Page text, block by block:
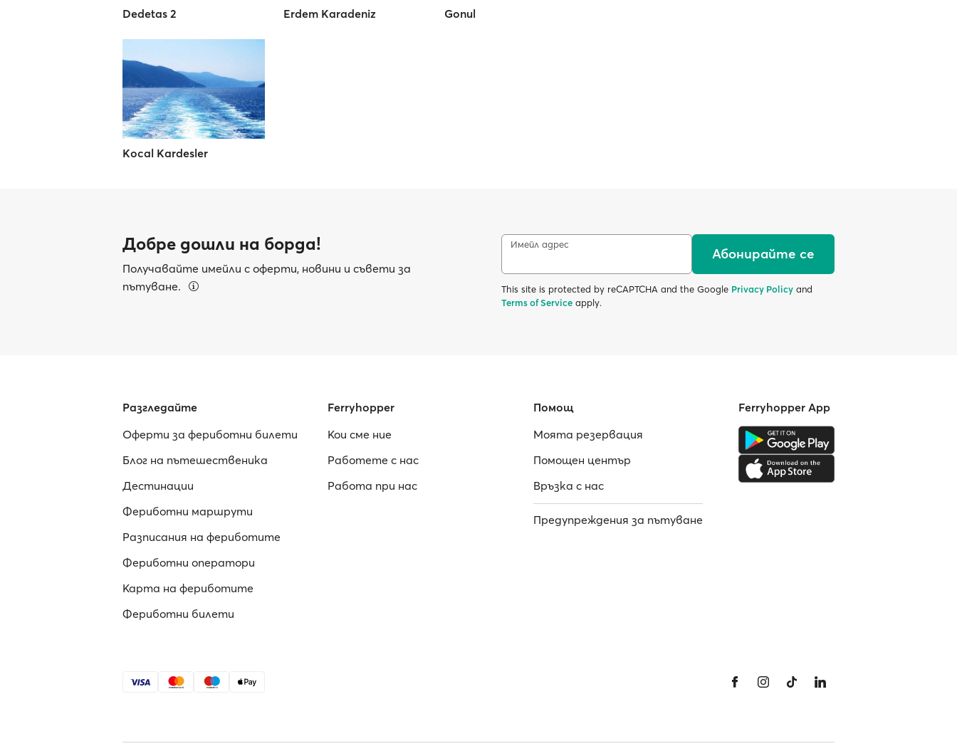
Dedetas 2 Erdem Karadeniz Gonul
Kocal Kardesler
Добре дошли на борда!
Получавайте имейли с оферти, новини и съвети за
пътуване.
Имейл адрес
Абонирайте се
This site is protected by reCAPTCHA and the Google Privacy Policy and
Terms of Service apply.
Разгледайте
Оферти за фериботни билети
Блог на пътешественика
Дестинации
Фериботни маршрути
Разписания на фериботите
Фериботни оператори
Карта на фериботите
Фериботни билети
Ferryhopper
Кои сме ние
Работете с нас
Работa при нас
Помощ
Моята резервация
Помощен център
Връзка с нас
Предупреждения за пътуване
Ferryhopper App